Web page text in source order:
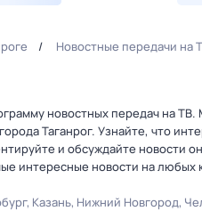
Новостные передачи на
новостных передач на
Таганрог. Узнайте, что
и обсуждайте новости
интересные новости на любых
Казань Нижний Новгород